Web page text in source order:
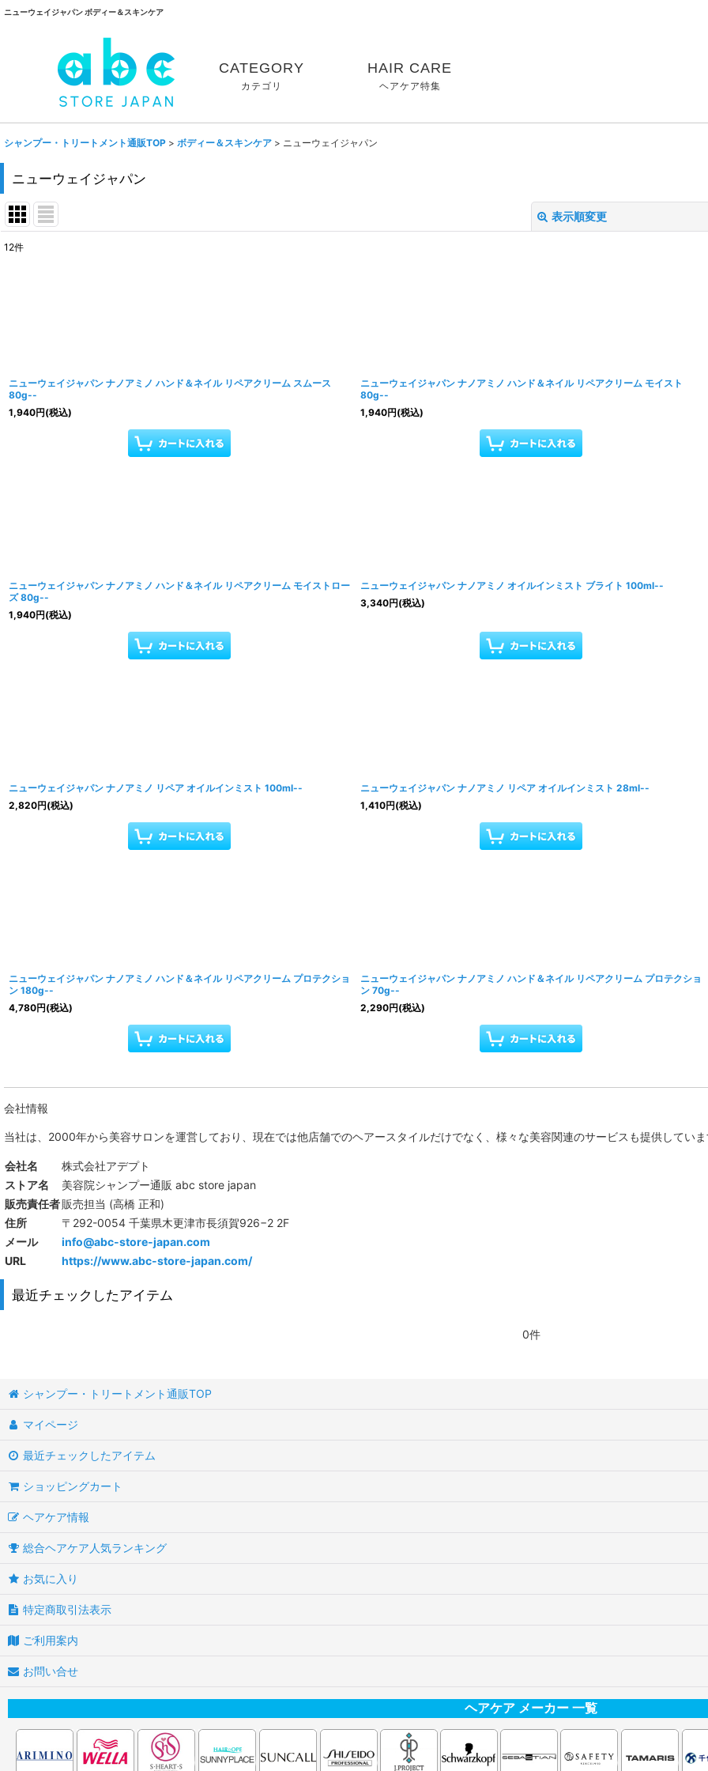
ニューウェイジャパン ボディー＆スキンケア
CATEGORY
カテゴリ
HAIR CARE
ヘアケア特集
シャンプー・トリートメント通販TOP > ボディー＆スキンケア > ニューウェイジャパン
ニューウェイジャパン
表示順変更
12件
ニューウェイジャパン ナノアミノ ハンド＆ネイル リペアクリーム スムース
80g--
1,940円(税込)
ニューウェイジャパン ナノアミノ ハンド＆ネイル リペアクリーム モイスト
80g--
1,940円(税込)
ニューウェイジャパン ナノアミノ ハンド＆ネイル リペアクリーム モイストロー
ズ 80g--
1,940円(税込)
ニューウェイジャパン ナノアミノ オイルインミスト ブライト 100ml--
3,340円(税込)
ニューウェイジャパン ナノアミノ リペア オイルインミスト 100ml--
2,820円(税込)
ニューウェイジャパン ナノアミノ リペア オイルインミスト 28ml--
1,410円(税込)
ニューウェイジャパン ナノアミノ ハンド＆ネイル リペアクリーム プロテクショ
ン 180g--
4,780円(税込)
ニューウェイジャパン ナノアミノ ハンド＆ネイル リペアクリーム プロテクショ
ン 70g--
2,290円(税込)
会社情報
当社は、 2000年から美容サロンを運営しており、現在では他店舗でのヘアースタイルだけでなく、様々な美容関連のサービスも提供してい
会社名
株式会社アデプト
ストア名
美容院シャンプー通販 abc store japan
販売責任者販売担当 (高橋 正和)
住所
〒292-0054 千葉県木更津市長須賀926−2 2F
メール
info@abc-store-japan.com
URL
https://www.abc-store-japan.com/
最近チェックしたアイテム
0件
シャンプー・トリートメント通販TOP
マイページ
最近チェックしたアイテム
ショッピングカート
ヘアケア情報
総合ヘアケア人気ランキング
お気に入り
特定商取引法表示
ご利用案内
お問い合せ
ヘアケア メーカー 一覧